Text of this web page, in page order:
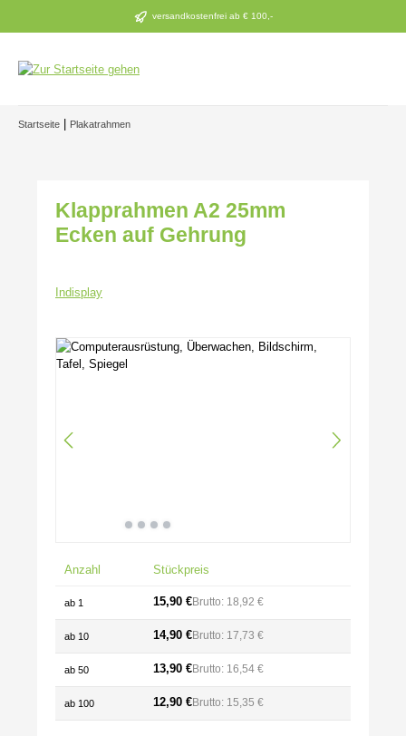
Zum Hauptinhalt springen versandkostenfrei ab € 100,-
Startseite Plakatrahmen
Klapprahmen A2 25mm
Ecken auf Gehrung
Indisplay
Bildergalerie überspringen
Anzahl Stückpreis
ab 1 15,90 €Brutto: 18,92 €
ab 10 14,90 €Brutto: 17,73 €
ab 50 13,90 €Brutto: 16,54 €
ab 100 12,90 €Brutto: 15,35 €